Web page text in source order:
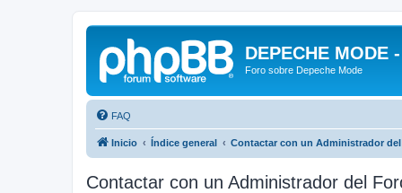
DEPECHE MODE
Foro sobre Depeche Mode
FAQ
Inicio Índice general Contactar con un Administrador
Contactar con un Administrador del